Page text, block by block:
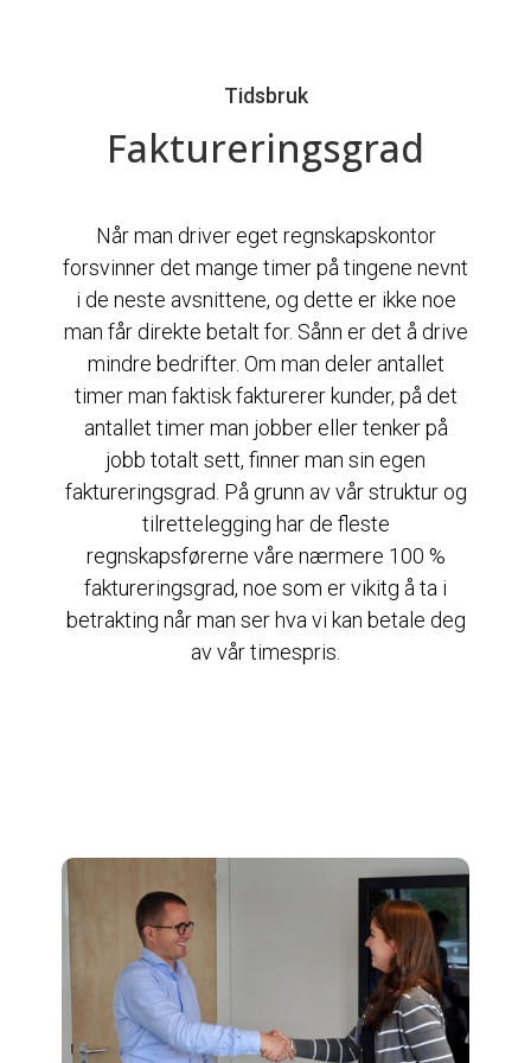
Tidsbruk
Faktureringsgrad
Når man driver eget regnskapskontor
forsvinner det mange timer på tingene nevnt
i de neste avsnittene, og dette er ikke noe
man får direkte betalt for. Sånn er det å drive
mindre bedrifter. Om man deler antallet
timer man faktisk fakturerer kunder, på det
antallet timer man jobber eller tenker på
jobb totalt sett, finner man sin egen
faktureringsgrad. På grunn av vår struktur og
tilrettelegging har de fleste
regnskapsførerne våre nærmere 100 %
faktureringsgrad, noe som er vikitg å ta i
betrakting når man ser hva vi kan betale deg
av vår timespris.